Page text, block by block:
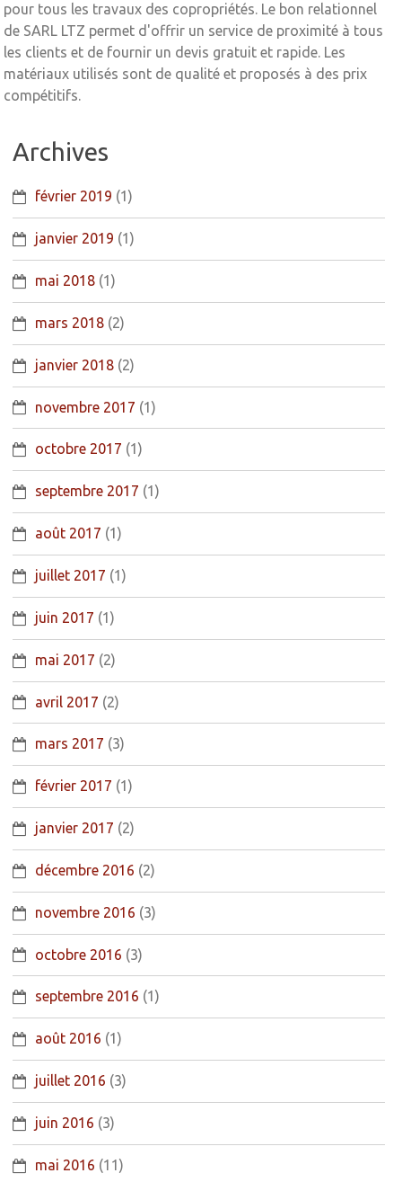
pour tous les travaux des copropriétés. Le bon relationnel
de SARL LTZ permet d'offrir un service de proximité à tous
les clients et de fournir un devis gratuit et rapide. Les
matériaux utilisés sont de qualité et proposés à des prix
compétitifs.
Archives
février 2019 (1)
janvier 2019 (1)
mai 2018 (1)
mars 2018 (2)
janvier 2018 (2)
novembre 2017 (1)
octobre 2017 (1)
septembre 2017 (1)
août 2017 (1)
juillet 2017 (1)
juin 2017 (1)
mai 2017 (2)
avril 2017 (2)
mars 2017 (3)
février 2017 (1)
janvier 2017 (2)
décembre 2016 (2)
novembre 2016 (3)
octobre 2016 (3)
septembre 2016 (1)
août 2016 (1)
juillet 2016 (3)
juin 2016 (3)
mai 2016 (11)